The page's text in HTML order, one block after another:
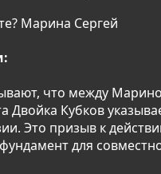
Марина Сергей
что между
Двойка Кубков
Это призыв к
для